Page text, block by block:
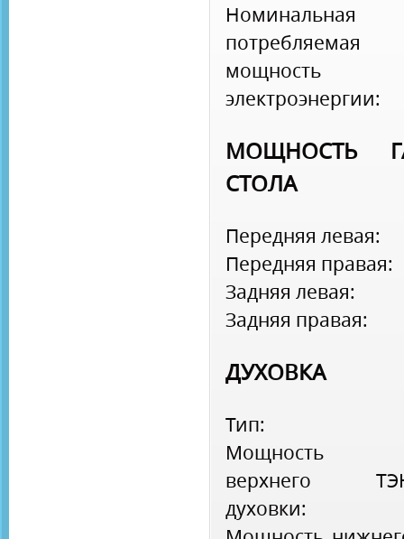
Номинальная
потребляемая
мощность
электроэнергии:
МОЩНОСТЬ
СТОЛА
Передняя левая:
Передняя правая:
Задняя левая:
Задняя правая:
ДУХОВКА
Тип:
Мощность
верхнего
духовки: